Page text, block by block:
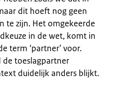
dit hoeft nog geen
te zijn. Het omgekeerde
in de wet, komt in
term ‘partner’ voor.
toeslagpartner
duidelijk anders blijkt.